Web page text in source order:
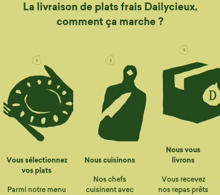
La livraison de plats frais Dailycieux,
comment ça marche ?
Vous sélectionnez
vos plats
Parmi notre menu
Nous cuisinons
Nos chefs
cuisinent avec
Nous vous
livrons
Vous recevez
nos repas prêts